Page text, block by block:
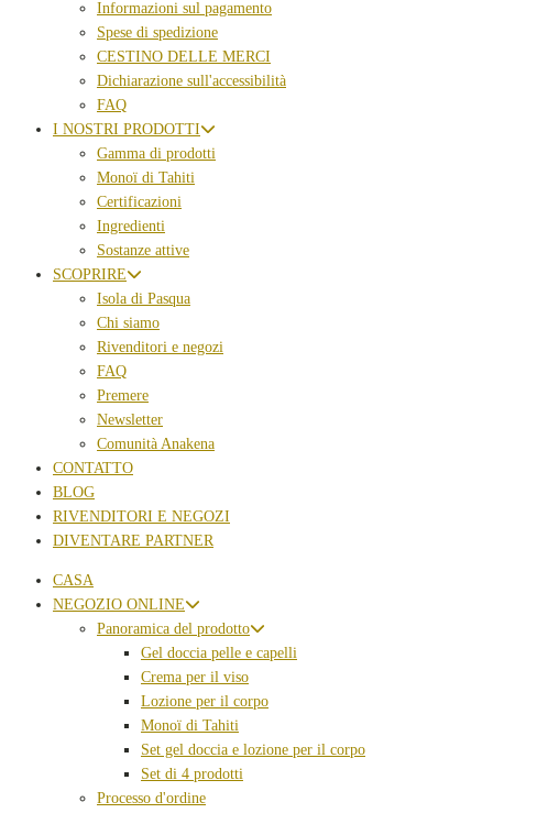
Informazioni sul pagamento
Spese di spedizione
CESTINO DELLE MERCI
Dichiarazione sull'accessibilità
FAQ
I NOSTRI PRODOTTI
Gamma di prodotti
Monoï di Tahiti
Certificazioni
Ingredienti
Sostanze attive
SCOPRIRE
Isola di Pasqua
Chi siamo
Rivenditori e negozi
FAQ
Premere
Newsletter
Comunità Anakena
CONTATTO
BLOG
RIVENDITORI E NEGOZI
DIVENTARE PARTNER
CASA
NEGOZIO ONLINE
Panoramica del prodotto
Gel doccia pelle e capelli
Crema per il viso
Lozione per il corpo
Monoï di Tahiti
Set gel doccia e lozione per il corpo
Set di 4 prodotti
Processo d'ordine